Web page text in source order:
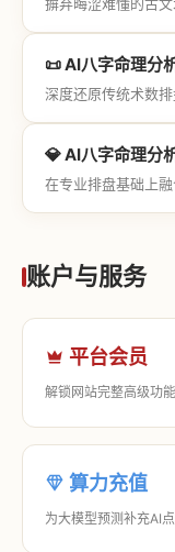
📜 AI八字命理分
💎 AI八字命理分
账户与服务
平台会员
解锁网站完整高级功能
算力充值
为大模型预测补充AI